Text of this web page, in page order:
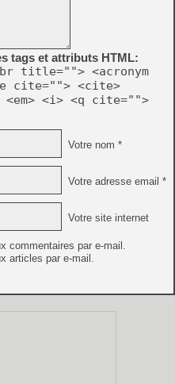
tags et attributs HTML:
title=""> <acronym
cite=""> <cite>
<em> <i> <q cite="">
Votre nom *
Votre adresse email *
Votre site internet
commentaires par e-mail.
articles par e-mail.